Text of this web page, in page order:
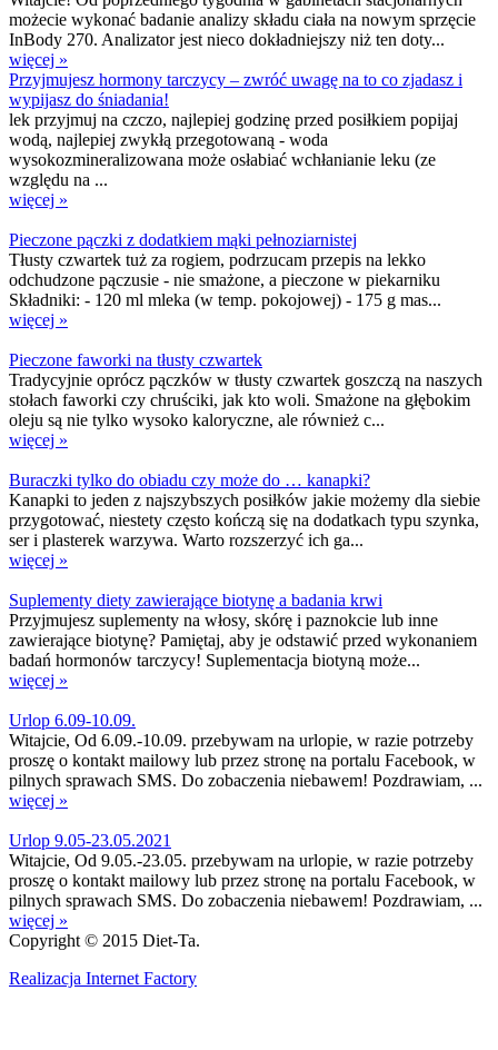
możecie wykonać badanie analizy składu ciała na nowym sprzęcie
InBody 270. Analizator jest nieco dokładniejszy niż ten doty...
więcej »
Przyjmujesz hormony tarczycy – zwróć uwagę na to co zjadasz i
wypijasz do śniadania!
lek przyjmuj na czczo, najlepiej godzinę przed posiłkiem popijaj
wodą, najlepiej zwykłą przegotowaną - woda
wysokozmineralizowana może osłabiać wchłanianie leku (ze
względu na ...
więcej »
Pieczone pączki z dodatkiem mąki pełnoziarnistej
Tłusty czwartek tuż za rogiem, podrzucam przepis na lekko
odchudzone pączusie - nie smażone, a pieczone w piekarniku
Składniki: - 120 ml mleka (w temp. pokojowej) - 175 g mas...
więcej »
Pieczone faworki na tłusty czwartek
Tradycyjnie oprócz pączków w tłusty czwartek goszczą na naszych
stołach faworki czy chruściki, jak kto woli. Smażone na głębokim
oleju są nie tylko wysoko kaloryczne, ale również c...
więcej »
Buraczki tylko do obiadu czy może do … kanapki?
Kanapki to jeden z najszybszych posiłków jakie możemy dla siebie
przygotować, niestety często kończą się na dodatkach typu szynka,
ser i plasterek warzywa. Warto rozszerzyć ich ga...
więcej »
Suplementy diety zawierające biotynę a badania krwi
Przyjmujesz suplementy na włosy, skórę i paznokcie lub inne
zawierające biotynę? Pamiętaj, aby je odstawić przed wykonaniem
badań hormonów tarczycy! Suplementacja biotyną może...
więcej »
Urlop 6.09-10.09.
Witajcie, Od 6.09.-10.09. przebywam na urlopie, w razie potrzeby
proszę o kontakt mailowy lub przez stronę na portalu Facebook, w
pilnych sprawach SMS. Do zobaczenia niebawem! Pozdrawiam, ...
więcej »
Urlop 9.05-23.05.2021
Witajcie, Od 9.05.-23.05. przebywam na urlopie, w razie potrzeby
proszę o kontakt mailowy lub przez stronę na portalu Facebook, w
pilnych sprawach SMS. Do zobaczenia niebawem! Pozdrawiam, ...
więcej »
Copyright © 2015 Diet-Ta.
Realizacja Internet Factory